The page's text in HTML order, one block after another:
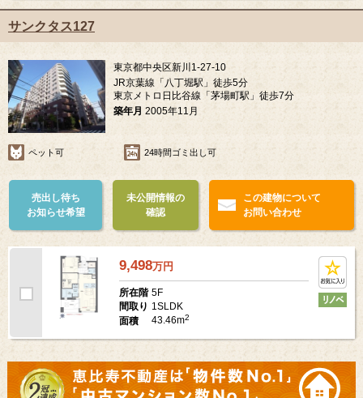
サンクタス127
東京都中央区新川1-27-10
JR京葉線「八丁堀駅」徒歩5分
東京メトロ日比谷線「茅場町駅」徒歩7分
築年月 2005年11月
ペット可 24時間ゴミ出し可
売出し待ち
お知らせ希望
未公開情報の
確認
この建物について
お問い合わせ
9,498万円
所在階 5F
間取り 1SLDK
面積
43.46m2